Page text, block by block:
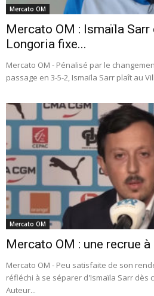
Mercato OM
Mercato OM : Ismaïla
Longoria fixe...
Mercato OM - Pénalisé par le
passage en 3-5-2, Ismaïla Sarr plaît au
Mercato OM
Mercato OM : une recrue
Mercato OM - Peu satisfaite de son
réfléchi à se séparer d'Ismaïla Sarr dès
Auteur...